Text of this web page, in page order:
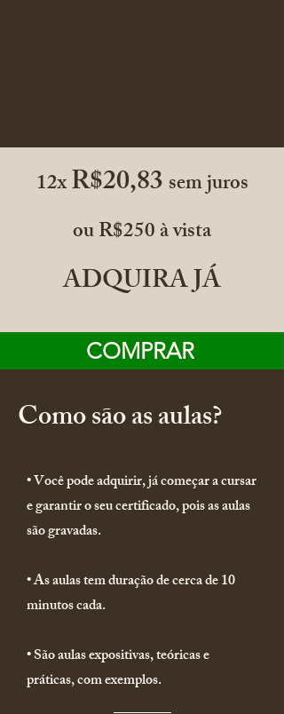
12xR$20,83sem juros
ou R$250 à vista
ADQUIRA JÁ
COMPRAR
Como são as aulas?
• Você pode adquirir, já começar a cursar
e garantir o seu certificado, pois as aulas
são gravadas.
• As aulas tem duração de cerca de 10
minutos cada.
• São aulas expositivas, teóricas e
práticas, com exemplos.